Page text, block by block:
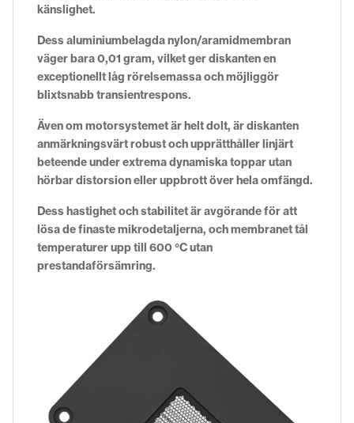
känslighet.
Dess aluminiumbelagda nylon/aramidmembran
väger bara 0,01 gram, vilket ger diskanten en
exceptionellt låg rörelsemassa och möjliggör
blixtsnabb transientrespons.
Även om motorsystemet är helt dolt, är diskanten
anmärkningsvärt robust och upprätthåller linjärt
beteende under extrema dynamiska toppar utan
hörbar distorsion eller uppbrott över hela omfängd.
Dess hastighet och stabilitet är avgörande för att
lösa de finaste mikrodetaljerna, och membranet tål
temperaturer upp till 600 °C utan
prestandaförsämring.